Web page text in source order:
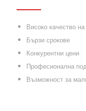
Високо качество
Бързи срокове
Конкурентни цени
Професионална
Възможност за